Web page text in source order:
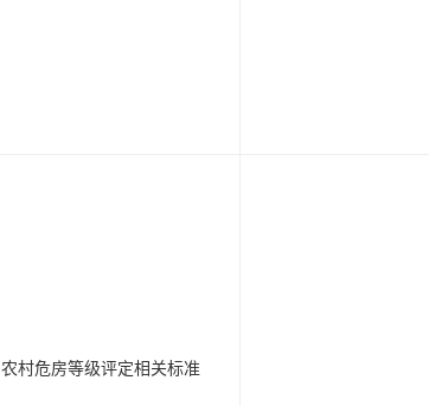
农村危房等级评定相关标准